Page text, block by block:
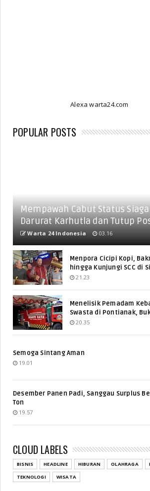
Alexa warta24.com
POPULAR POSTS
Mempawah Cabut Status Siaga
Darurat Karhutla dan Tutup
Warta 24 Indonesia 03.16
Menpora Cicipi Kopi,
hingga Kunjungi SCC di
21.23
Menelisik Pemadam
Swasta di Pontianak,
20.35
Semoga Sintang Aman
19.01
Desember Panen Padi, Sanggau Surplus
Ton
19.57
CLOUD LABELS
BISNIS HEADLINE HIBURAN OLAHRAGA
TEKNOLOGI
WISATA